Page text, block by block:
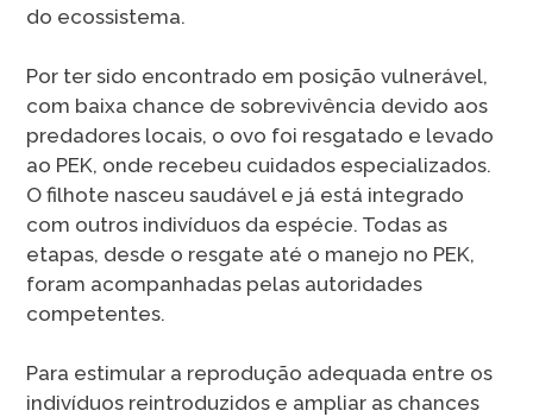
do ecossistema.
Por ter sido encontrado em posição vulnerável,
com baixa chance de sobrevivência devido aos
predadores locais, o ovo foi resgatado e levado
ao PEK, onde recebeu cuidados especializados.
O filhote nasceu saudável e já está integrado
com outros indivíduos da espécie. Todas as
etapas, desde o resgate até o manejo no PEK,
foram acompanhadas pelas autoridades
competentes.
Para estimular a reprodução adequada entre os
indivíduos reintroduzidos e ampliar as chances